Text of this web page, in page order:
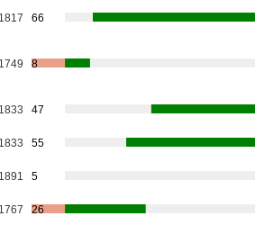
1817 66
1749 8
1833 47
1833 55
1891 5
1767 26